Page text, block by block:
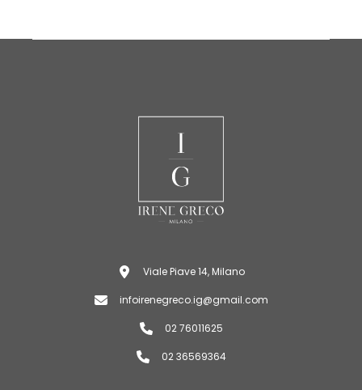
Viale Piave 14, Milano
infoirenegreco.ig@gmail.com
02 76011625
02 36569364